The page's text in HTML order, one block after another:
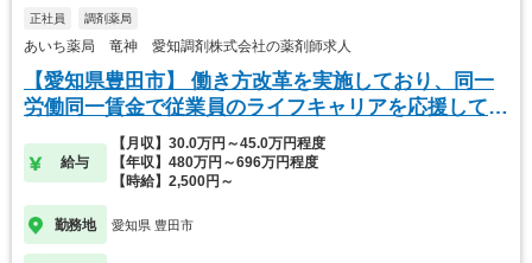
正社員 調剤薬局
あいち薬局 竜神 愛知調剤株式会社の薬剤師求人
【愛知県豊田市】 働き方改革を実施しており、同一
労働同一賃金で従業員のライフキャリアを応援してま
給与
【月収】30.0万円～45.0万円程度
【年収】480万円～696万円程度
【時給】2,500円～
勤務地 愛知県 豊田市